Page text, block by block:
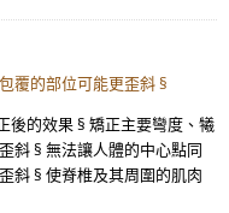
覆的部位可能更歪斜 §
後的效果 § 矯正主要彎度、犧
斜 § 無法讓人體的中心點同
斜 § 使脊椎及其周圍的肌肉